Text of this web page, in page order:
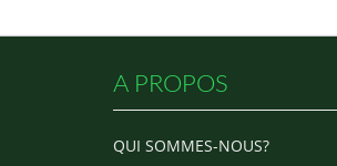
A PROPOS
QUI SOMMES-NOUS?